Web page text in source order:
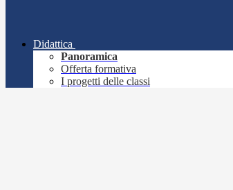
Didattica
Panoramica
Offerta formativa
I progetti delle classi